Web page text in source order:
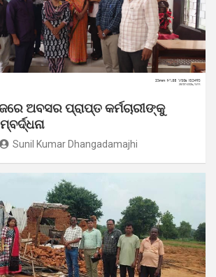
ଅବସର ପ୍ରାପ୍ତ କର୍ମଚାରୀଙ୍କୁ
Sunil Kumar Dhangadamajhi